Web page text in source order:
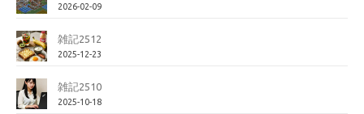
2026-02-09
雑記2512
2025-12-23
雑記2510
2025-10-18